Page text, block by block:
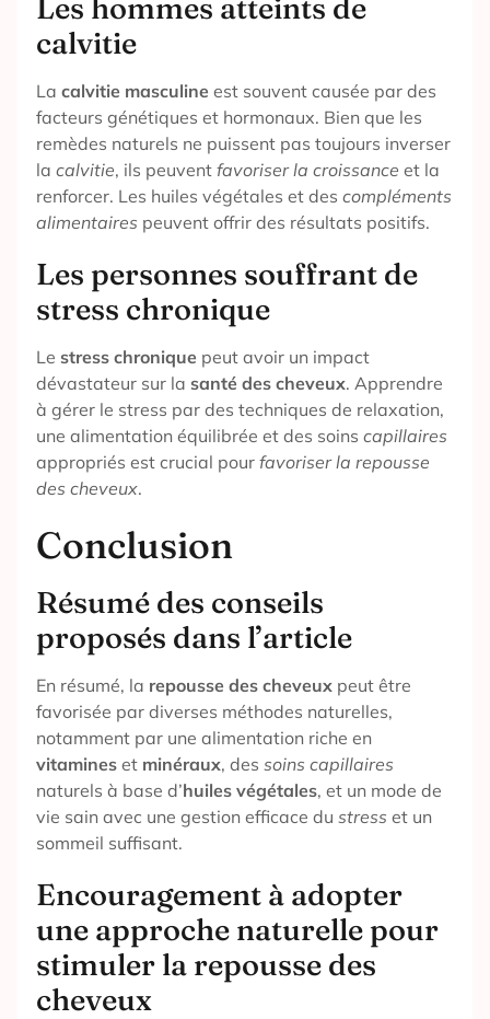
Les hommes atteints de
calvitie
La calvitie masculine est souvent causée par des
facteurs génétiques et hormonaux. Bien que les
remèdes naturels ne puissent pas toujours inverser
la calvitie, ils peuvent favoriser la croissance et la
renforcer. Les huiles végétales et des compléments
alimentaires peuvent offrir des résultats positifs.
Les personnes souffrant de
stress chronique
Le stress chronique peut avoir un impact
dévastateur sur la santé des cheveux. Apprendre
à gérer le stress par des techniques de relaxation,
une alimentation équilibrée et des soins capillaires
appropriés est crucial pour favoriser la repousse
des cheveux.
Conclusion
Résumé des conseils
proposés dans l’article
En résumé, la repousse des cheveuxpeut être
favorisée par diverses méthodes naturelles,
notamment par une alimentation riche en
vitamineset minéraux, des soins capillaires
naturels à base d’huiles végétales, et un mode de
vie sain avec une gestion efficace du stress et un
sommeil suffisant.
Encouragement à adopter
une approche naturelle pour
stimuler la repousse des
cheveux